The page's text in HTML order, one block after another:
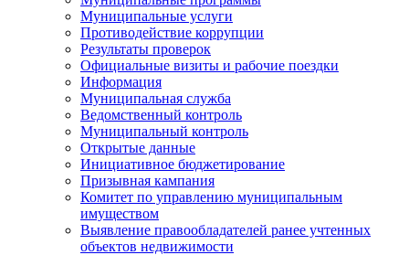
Муниципальные услуги
Противодействие коррупции
Результаты проверок
Официальные визиты и рабочие поездки
Информация
Муниципальная служба
Ведомственный контроль
Муниципальный контроль
Открытые данные
Инициативное бюджетирование
Призывная кампания
Комитет по управлению муниципальным
имуществом
Выявление правообладателей ранее учтенных
объектов недвижимости